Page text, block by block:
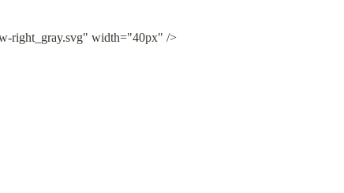
right_gray.svg" width="40px" />